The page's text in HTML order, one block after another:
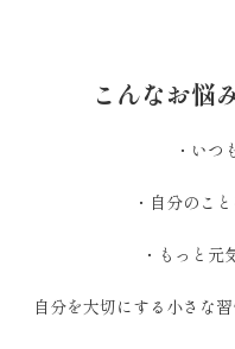
こんなお悩
・いつ
・自分のこ
・もっと元
自分を大切にする小さな